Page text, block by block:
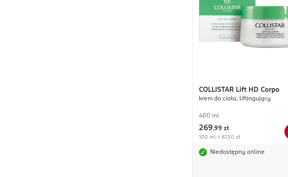
COLLISTAR Lift HD Corpo
krem do ciała, liftingujący
400 ml
269,99 zł
100 ml = 67,50 zł
Niedostępny online